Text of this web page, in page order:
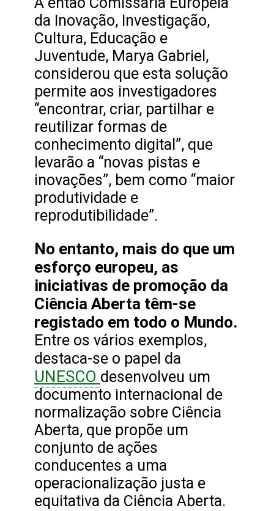
da Inovação, Investigação,
Cultura, Educação e
Juventude, Marya Gabriel,
considerou que esta solução
permite aos investigadores
“encontrar, criar, partilhar e
reutilizar formas de
conhecimento digital”, que
levarão a “novas pistas e
inovações”, bem como “maior
produtividade e
reprodutibilidade”.
No entanto, mais do que um
esforço europeu, as
iniciativas de promoção da
Ciência Aberta têm-se
registado em todo o Mundo.
Entre os vários exemplos,
destaca-se o papel da
UNESCO desenvolveu um
documento internacional de
normalização sobre Ciência
Aberta, que propõe um
conjunto de ações
conducentes a uma
operacionalização justa e
equitativa da Ciência Aberta.